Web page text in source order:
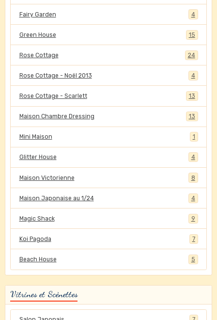
Fairy Garden 4
Green House 15
Rose Cottage 24
Rose Cottage - Noël 2013 4
Rose Cottage - Scarlett 13
Maison Chambre Dressing 13
Mini Maison 1
Glitter House 4
Maison Victorienne 8
Maison Japonaise au 1/24 4
Magic Shack 9
Koi Pagoda 7
Beach House 5
Vitrines et Scènettes